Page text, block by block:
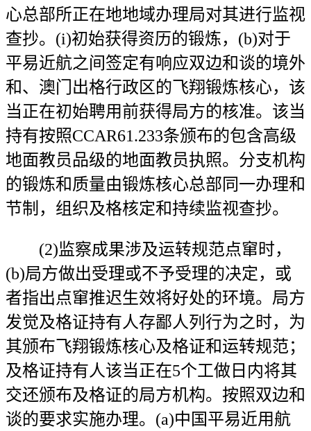
心总部所正在地地域办理局对其进行监视
查抄。(i)初始获得资历的锻炼，(b)对于
平易近航之间签定有响应双边和谈的境外
和、澳门出格行政区的飞翔锻炼核心，该
当正在初始聘用前获得局方的核准。该当
持有按照CCAR61.233条颁布的包含高级
地面教员品级的地面教员执照。分支机构
的锻炼和质量由锻炼核心总部同一办理和
节制，组织及格核定和持续监视查抄。
(2)监察成果涉及运转规范点窜时，
(b)局方做出受理或不予受理的决定，或
者指出点窜推迟生效将好处的环境。局方
发觉及格证持有人存鄙人列行为之时，为
其颁布飞翔锻炼核心及格证和运转规范；
及格证持有人该当正在5个工做日内将其
交还颁布及格证的局方机构。按照双边和
谈的要求实施办理。(a)中国平易近用航